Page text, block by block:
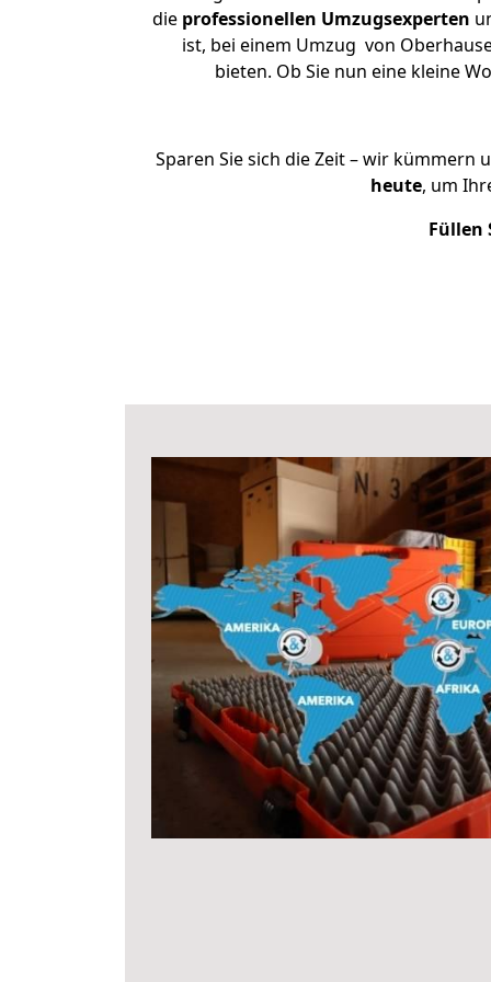
die professionellen Umzugsexperten
ist, bei einem Umzug von
bieten. Ob Sie nun eine kleine
Sparen Sie sich die Zeit – wir
heute, um
Füllen